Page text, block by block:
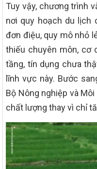
Tuy vậy, chương trình
nơi quy hoạch du lịch
đơn điệu, quy mô nhỏ
thiếu chuyên môn, cơ
tầng, tín dụng chưa
lĩnh vực này. Bước
Bộ Nông nghiệp và
chất lượng thay vì chỉ